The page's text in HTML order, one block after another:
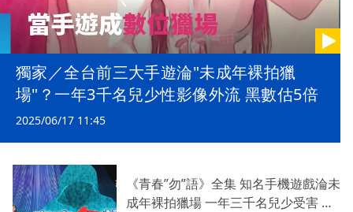
獨家／全台前三大手遊淪"未成年裸拍獵
場"？一年3千名兒少性影像外流 黑數估5倍
2025/06/17 11:45
《青春”勿”語》全集 知名手機遊戲淪未
成年裸拍獵場 一年三千名兒少受害 追